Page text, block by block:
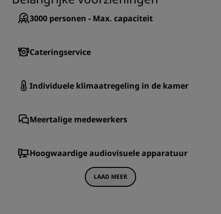
3000 personen - Max. capaciteit
Cateringservice
Individuele klimaatregeling in de kamer
Meertalige medewerkers
Hoogwaardige audiovisuele apparatuur
LAAD MEER